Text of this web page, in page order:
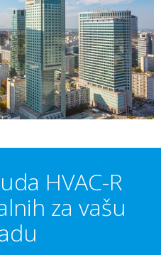
HVAC-R
za vašu